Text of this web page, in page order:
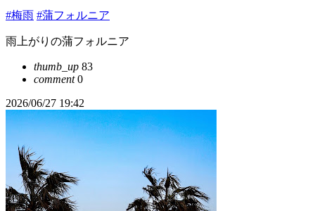
#梅雨 #蒲フォルニア
雨上がりの蒲フォルニア
thumb_up 83
comment0
2026/06/27 19:42